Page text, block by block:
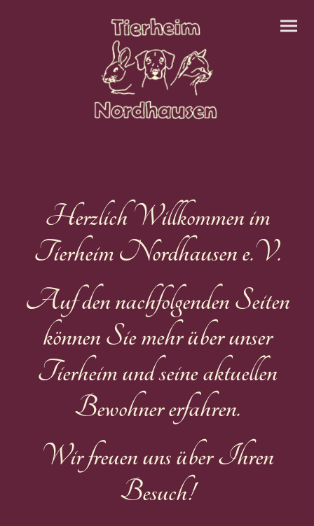
Herzlich Willkommen im
Tierheim Nordhausen e.V.
Auf den nachfolgenden Seiten
können Sie mehr über unser
Tierheim und seine aktuellen
Bewohner erfahren.
Wir freuen uns über Ihren
Besuch!